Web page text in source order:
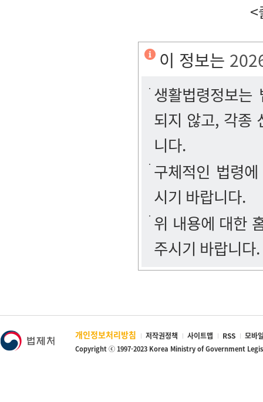
<
이 정보는
생활법령정보
되지 않고, 각종
니다.
구체적인 법령
시기 바랍니다.
위 내용에 대한
주시기 바랍니다.
개인정보처리방침 저작권정책 사이트맵 RSS 모바
Copyright ⓒ 1997-2023 Korea Ministry of Government